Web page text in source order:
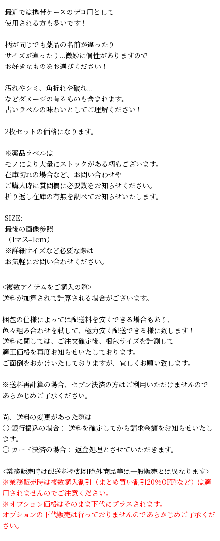
最近では携帯ケースのデコ用として
使用される方も多いです！
柄が同じでも薬品の名前が違ったり
サイズが違ったり...微妙に個性がありますので
お好きなものをお選びください！
汚れやシミ、角折れや破れ...
などダメージの有るものも含まれます。
古いラベルの味わいとしてご理解ください！
2枚セットの価格になります。
※薬品ラベルは
モノにより大量にストックがある柄もございます。
在庫切れの場合など、お問い合わせや
ご購入時に質問欄に必要数をお知らせください。
折り返し在庫の有無を調べてお知らせいたします。
SIZE:
最後の画像参照
（1マス=1cm）
※詳細サイズなど必要な際は
お気軽にお問い合わせください。
<複数アイテムをご購入の際>
送料が加算されて計算される場合がございます。
梱包の仕様によっては配送料を安くできる場合もあり、
色々組み合わせを試して、極力安く配送できる様に致します！
送料に関しては、ご注文確定後、梱包サイズを計測して
適正価格を再度お知らせいたしております。
ご面倒をおかけいたしておりますが、宜しくお願い致します。
※送料再計算の場合、セブン決済の方はご利用いただけませんので
あらかじめご了承ください。
尚、送料の変更があった際は
○ 銀行振込の場合： 送料を確定してから請求金額をお知らせいたし
ます。
○ カード決済の場合： 返金処理とさせていただきます。
<業務販売時は配送料や割引除外商品等は一般販売とは異なります>
※業務販売時は複数購入割引（まとめ買い割引20％OFF!など）は適
用されませんのでご注意ください。
※オプション価格はそのまま下代にプラスされます。
オプションの下代販売は行っておりませんのであらかじめご了承くだ
さい。